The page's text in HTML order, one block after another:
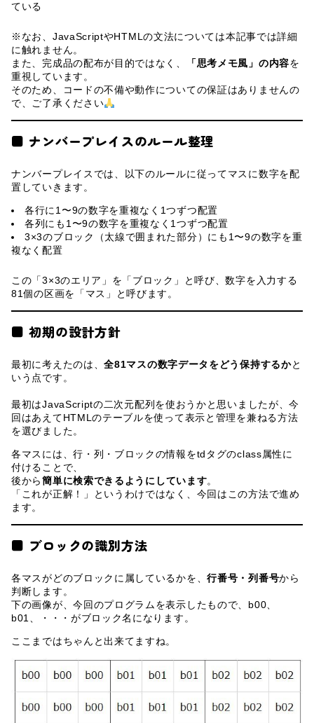
ている
※なお、JavaScriptやHTMLの文法については本記事では詳細
に触れません。
また、完成品の配布が目的ではなく、
「思考メモ風」の内容を
重視しています。
そのため、コードの不備や動作についての保証はありませんの
で、ご了承ください
■ ナンバープレイスのルール整理
ナンバープレイスでは、以下のルールに従ってマスに数字を配
置していきます。
各行に1〜9の数字を重複なく1つずつ配置
各列にも1〜9の数字を重複なく1つずつ配置
3×3のブロック（太線で囲まれた部分）にも1〜9の数字を重
複なく配置
この「3×3のエリア」を「ブロック」と呼び、数字を入力する
81個の区画を「マス」と呼びます。
■ 初期の設計方針
最初に考えたのは、全81マスの数字データをどう保持するかと
いう点です。
最初はJavaScriptの二次元配列を使おうかと思いましたが、今
回はあえてHTMLのテーブルを使って表示と管理を兼ねる方法
を選びました。
各マスには、行・列・ブロックの情報をtdタグのclass属性に
付けることで、
後から簡単に検索できるようにしています。
「これが正解！」というわけではなく、今回はこの方法で進め
ます。
■ ブロックの識別方法
各マスがどのブロックに属しているかを、行番号・列番号から
判断します。
下の画像が、今回のプログラムを表示したもので、b00、
b01、・・・がブロック名になります。
ここまではちゃんと出来てますね。